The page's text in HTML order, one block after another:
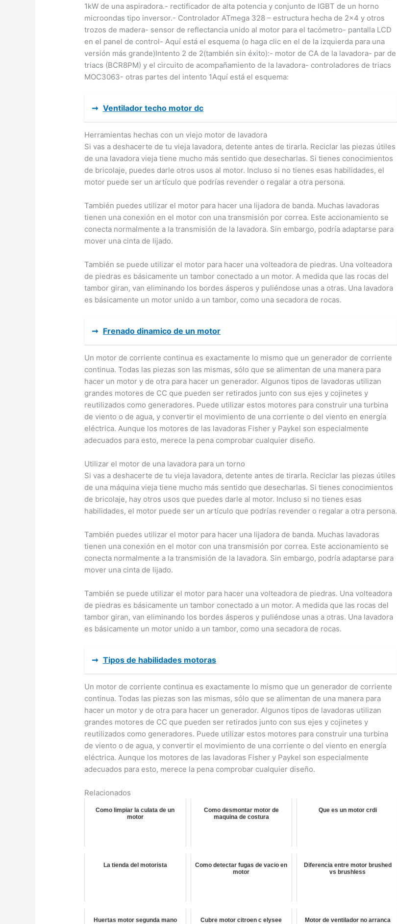
1kW de una aspiradora.- rectificador de alta potencia y conjunto de IGBT de un horno
microondas tipo inversor.- Controlador ATmega 328 – estructura hecha de 2×4 y otros
trozos de madera- sensor de reflectancia unido al motor para el tacómetro- pantalla LCD
en el panel de control- Aquí está el esquema (o haga clic en el de la izquierda para una
versión más grande)Intento 2 de 2(también sin éxito):- motor de CA de la lavadora- par de
triacs (BCR8PM) y el circuito de acompañamiento de la lavadora- controladores de triacs
MOC3063- otras partes del intento 1Aquí está el esquema:
➞ Ventilador techo motor dc
Herramientas hechas con un viejo motor de lavadora
Si vas a deshacerte de tu vieja lavadora, detente antes de tirarla. Reciclar las piezas útiles
de una lavadora vieja tiene mucho más sentido que desecharlas. Si tienes conocimientos
de bricolaje, puedes darle otros usos al motor. Incluso si no tienes esas habilidades, el
motor puede ser un artículo que podrías revender o regalar a otra persona.
También puedes utilizar el motor para hacer una lijadora de banda. Muchas lavadoras
tienen una conexión en el motor con una transmisión por correa. Este accionamiento se
conecta normalmente a la transmisión de la lavadora. Sin embargo, podría adaptarse para
mover una cinta de lijado.
También se puede utilizar el motor para hacer una volteadora de piedras. Una volteadora
de piedras es básicamente un tambor conectado a un motor. A medida que las rocas del
tambor giran, van eliminando los bordes ásperos y puliéndose unas a otras. Una lavadora
es básicamente un motor unido a un tambor, como una secadora de rocas.
➞ Frenado dinamico de un motor
Un motor de corriente continua es exactamente lo mismo que un generador de corriente
continua. Todas las piezas son las mismas, sólo que se alimentan de una manera para
hacer un motor y de otra para hacer un generador. Algunos tipos de lavadoras utilizan
grandes motores de CC que pueden ser retirados junto con sus ejes y cojinetes y
reutilizados como generadores. Puede utilizar estos motores para construir una turbina
de viento o de agua, y convertir el movimiento de una corriente o del viento en energía
eléctrica. Aunque los motores de las lavadoras Fisher y Paykel son especialmente
adecuados para esto, merece la pena comprobar cualquier diseño.
Utilizar el motor de una lavadora para un torno
Si vas a deshacerte de tu vieja lavadora, detente antes de tirarla. Reciclar las piezas útiles
de una máquina vieja tiene mucho más sentido que desecharlas. Si tienes conocimientos
de bricolaje, hay otros usos que puedes darle al motor. Incluso si no tienes esas
habilidades, el motor puede ser un artículo que podrías revender o regalar a otra persona.
También puedes utilizar el motor para hacer una lijadora de banda. Muchas lavadoras
tienen una conexión en el motor con una transmisión por correa. Este accionamiento se
conecta normalmente a la transmisión de la lavadora. Sin embargo, podría adaptarse para
mover una cinta de lijado.
También se puede utilizar el motor para hacer una volteadora de piedras. Una volteadora
de piedras es básicamente un tambor conectado a un motor. A medida que las rocas del
tambor giran, van eliminando los bordes ásperos y puliéndose unas a otras. Una lavadora
es básicamente un motor unido a un tambor, como una secadora de rocas.
➞ Tipos de habilidades motoras
Un motor de corriente continua es exactamente lo mismo que un generador de corriente
continua. Todas las piezas son las mismas, sólo que se alimentan de una manera para
hacer un motor y de otra para hacer un generador. Algunos tipos de lavadoras utilizan
grandes motores de CC que pueden ser retirados junto con sus ejes y cojinetes y
reutilizados como generadores. Puede utilizar estos motores para construir una turbina
de viento o de agua, y convertir el movimiento de una corriente o del viento en energía
eléctrica. Aunque los motores de las lavadoras Fisher y Paykel son especialmente
adecuados para esto, merece la pena comprobar cualquier diseño.
Relacionados
Como limpiar la culata de un
motor
Como desmontar motor de
maquina de costura
Que es un motor crdi
La tienda del motorista
Como detectar fugas de vacio en
motor
Diferencia entre motor brushed
vs brushless
Huertas motor segunda mano Cubre motor citroen c elysee Motor de ventilador no arranca